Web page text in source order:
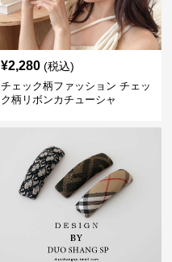
¥2,280 (税込)
チェック柄ファッション チェッ
ク柄リボンカチューシャ